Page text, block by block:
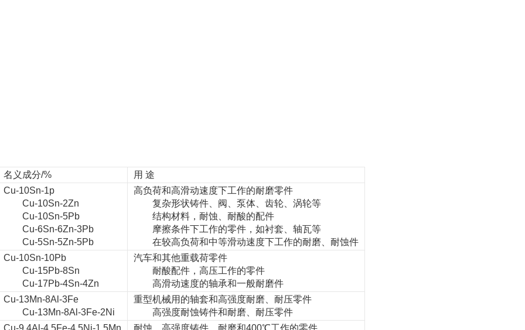
名义成分/%
用 途
Cu-10Sn-1p
Cu-10Sn-2Zn
Cu-10Sn-5Pb
Cu-6Sn-6Zn-3Pb
Cu-5Sn-5Zn-5Pb
高负荷和高滑动速度下工作的耐磨零件
复杂形状铸件、阀、泵体、齿轮、涡轮等
结构材料，耐蚀、耐酸的配件
摩擦条件下工作的零件，如衬套、轴瓦等
在较高负荷和中等滑动速度下工作的耐磨、耐蚀件
Cu-10Sn-10Pb
Cu-15Pb-8Sn
Cu-17Pb-4Sn-4Zn
汽车和其他重载荷零件
耐酸配件，高压工作的零件
高滑动速度的轴承和一般耐磨件
Cu-13Mn-8Al-3Fe
Cu-13Mn-8Al-3Fe-2Ni
重型机械用的轴套和高强度耐磨、耐压零件
高强度耐蚀铸件和耐磨、耐压零件
Cu-9.4Al-4.5Fe-4.5Ni-1.5Mn
耐蚀、高强度铸件，耐磨和400℃工作的零件